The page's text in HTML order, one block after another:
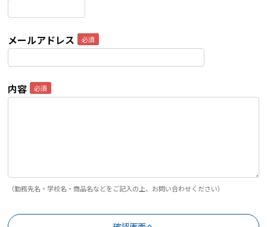
メールアドレス
内容
（勤務先名・学校名・商品名などをご記入の上、お問い合わせください）